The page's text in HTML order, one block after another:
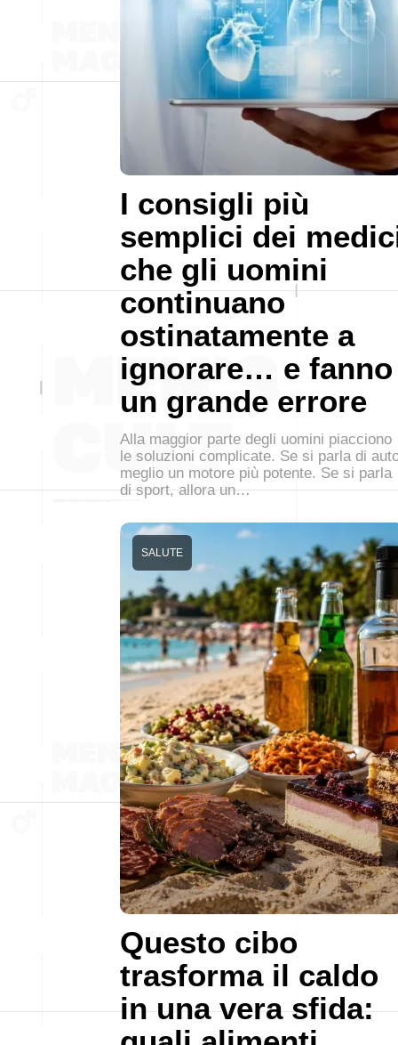
I consigli più
semplici dei
che gli uomini
continuano
ostinatamente a
ignorare… e fanno
un grande errore
Alla maggior parte degli uomini piacciono
le soluzioni complicate. Se si parla di
meglio un motore più potente. Se si parla
di sport, allora un…
Questo cibo
trasforma il caldo
in una vera sfida:
SALUTE